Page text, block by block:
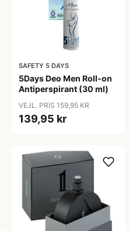
SAFETY 5 DAYS
5Days Deo Men Roll-on
Antiperspirant (30 ml)
VEJL. PRIS 159,95 KR
139,95 kr